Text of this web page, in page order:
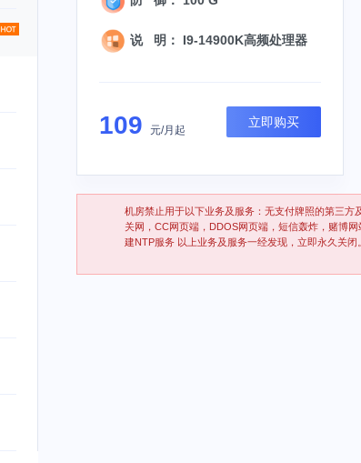
说 明： I9-14900K高频处理器
109 元/月起
立即购买
机房禁止用于以下业务及服务：无支付牌照的第三
关网，CC网页端，DDOS网页端，短信轰炸，赌博
建NTP服务 以上业务及服务一经发现，立即永久关闭。